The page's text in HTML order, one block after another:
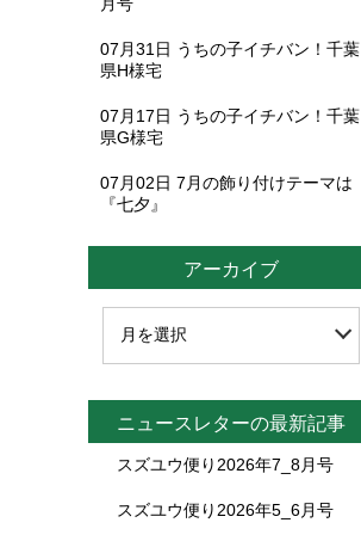
07月31日 うちの子イチバン！千葉
県H様宅
07月17日 うちの子イチバン！千葉
県G様宅
07月02日 7月の飾り付けテーマは
『七夕』
アーカイブ
ニュースレターの最新記事
スズユウ便り2026年7_8月号
スズユウ便り2026年5_6月号